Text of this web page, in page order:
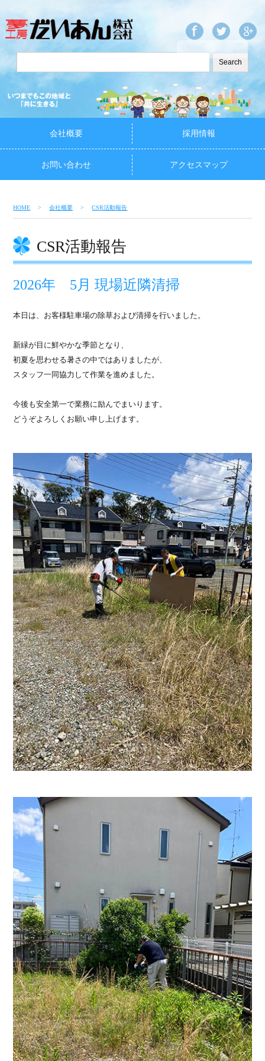
会社概要 採用情報
お問い合わせ アクセスマップ
HOME 会社概要 CSR活動報告
CSR活動報告
2026年 5月 現場近隣清掃
本日は、お客様駐車場の除草および清掃を行いました。
新緑が目に鮮やかな季節となり、
初夏を思わせる暑さの中ではありましたが、
スタッフ一同協力して作業を進めました。
今後も安全第一で業務に励んでまいります。
どうぞよろしくお願い申し上げます。